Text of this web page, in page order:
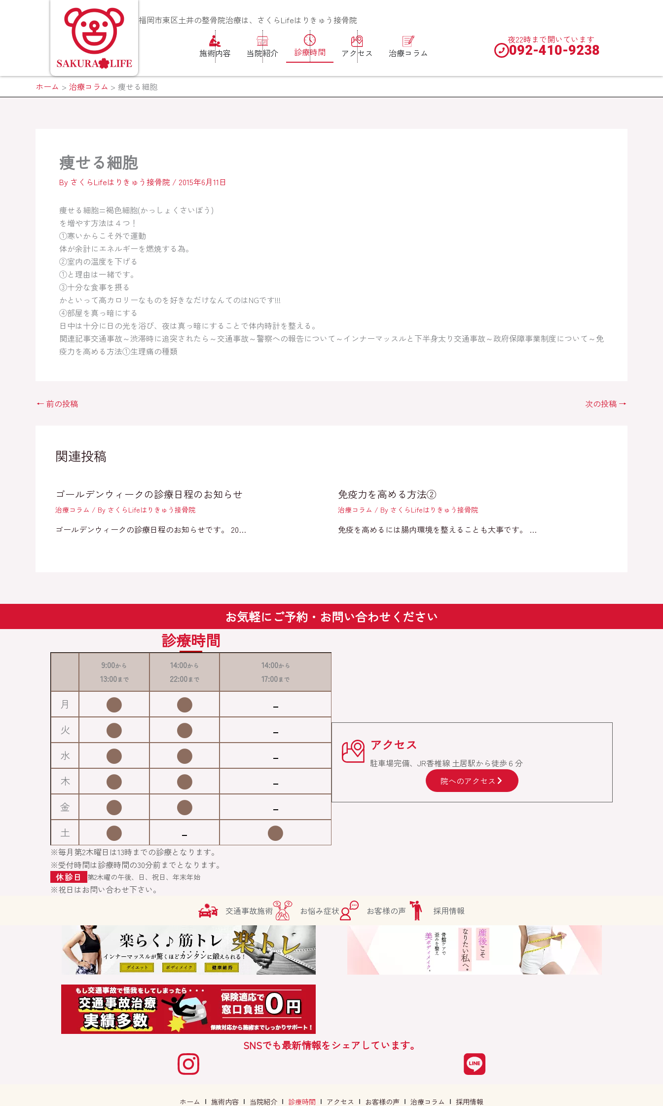
福岡市東区土井の整骨院治療は、さくらLifeはりきゅう接骨院
施術内容 当院紹介 診療時間 アクセス 治療コラム
夜22時まで開いています
092-410-9238
ホーム 治療コラム 痩せる細胞
痩せる細胞
By さくらLifeはりきゅう接骨院 / 2015年6月11日
痩せる細胞=褐色細胞(かっしょくさいぼう)
を増やす方法は４つ！
①寒いからこそ外で運動
体が余計にエネルギーを燃焼する為。
②室内の温度を下げる
①と理由は一緒です。
③十分な食事を摂る
かといって高カロリーなものを好きなだけなんてのはNGです!!!
④部屋を真っ暗にする
日中は十分に日の光を浴び、夜は真っ暗にすることで体内時計を整える。
関連記事交通事故～渋滞時に追突されたら～交通事故～警察への報告について～インナーマッスルと下半身太り交通事故～政府保障事業制度について～免
疫力を高める方法①生理痛の種類
← 前の投稿 次の投稿 →
関連投稿
ゴールデンウィークの診療日程のお知らせ
治療コラム / By さくらLifeはりきゅう接骨院
ゴールデンウィークの診療日程のお知らせです。 20…
免疫力を高める方法②
治療コラム / By さくらLifeはりきゅう接骨院
免疫を高めるには腸内環境を整えることも大事です。 …
お気軽にご予約・お問い合わせください
診療時間
9:00から
13:00まで
14:00から
22:00まで
14:00から
17:00まで
月 ● ● -
火 ● ● -
水 ● ● -
木 ● ● -
金 ● ● -
土 ● - ●
※毎月第2木曜日は13時までの診療となります。
※受付時間は診療時間の30分前までとなります。
休診日
第2木曜の午後、日、祝日、年末年始
※祝日はお問い合わせ下さい。
アクセス
駐車場完備、JR香椎線 土居駅から徒歩６分
院へのアクセス
交通事故施術 お悩み症状 お客様の声 採用情報
SNSでも最新情報をシェアしています。
ホーム 施術内容 当院紹介 診療時間 アクセス お客様の声 治療コラム 採用情報